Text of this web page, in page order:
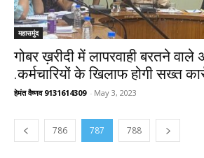
महासमुंद
गोबर ख़रीदी में लापरवाही बरतने वाले
.कर्मचारियों के खिलाफ होगी सख्त
हेमंत वैष्णव 9131614309 - May 3, 2023
786 787 788